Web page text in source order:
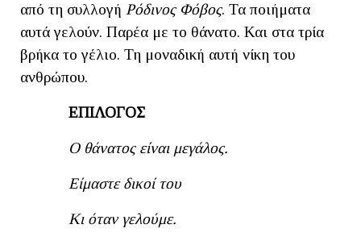
από τη συλλογή Ρόδινος Φόβος. Τα ποιήματα
αυτά γελούν. Παρέα με το θάνατο. Και στα τρία
βρήκα το γέλιο. Τη μοναδική αυτή νίκη του
ανθρώπου.
ΕΠΙΛΟΓΟΣ
Ο θάνατος είναι μεγάλος.
Είμαστε δικοί του
Κι όταν γελούμε.